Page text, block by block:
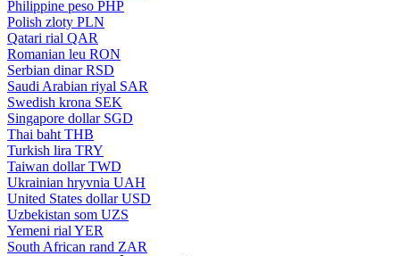
Philippine peso PHP
Polish zloty PLN
Qatari rial QAR
Romanian leu RON
Serbian dinar RSD
Saudi Arabian riyal SAR
Swedish krona SEK
Singapore dollar SGD
Thai baht THB
Turkish lira TRY
Taiwan dollar TWD
Ukrainian hryvnia UAH
United States dollar USD
Uzbekistan som UZS
Yemeni rial YER
South African rand ZAR